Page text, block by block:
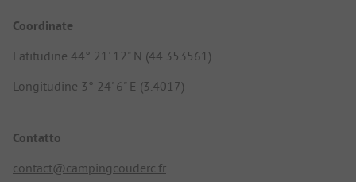
Coordinate
Latitudine 44° 21' 12" N (44.353561)
Longitudine 3° 24' 6" E (3.4017)
Contatto
contact@campingcouderc.fr